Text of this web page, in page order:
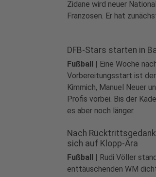
Zidane wird neuer
Franzosen. Er hat
DFB-Stars starten in
Fußball | Eine Woche
Vorbereitungsstart ist
Kimmich, Manuel Neuer
Profis vorbei. Bis der
es aber noch länger.
Nach
sich auf Klopp-Ära
Fußball | Rudi Völler
enttäuschenden WM